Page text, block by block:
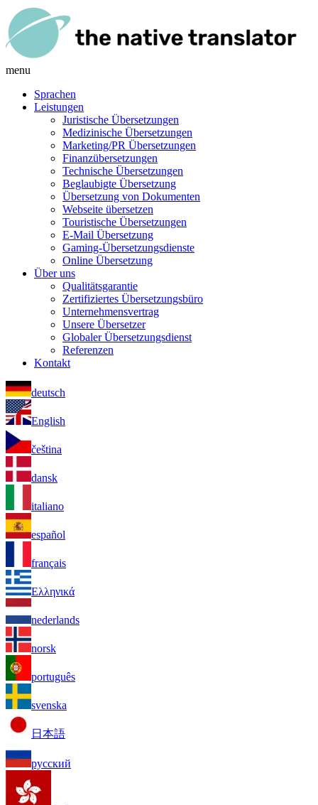
menu
Sprachen
Leistungen
Juristische Übersetzungen
Medizinische Übersetzungen
Marketing/PR Übersetzungen
Finanzübersetzungen
Technische Übersetzungen
Beglaubigte Übersetzung
Übersetzung von Dokumenten
Webseite übersetzen
Touristische Übersetzungen
E-Mail Übersetzung
Gaming-Übersetzungsdienste
Online Übersetzung
Über uns
Qualitätsgarantie
Zertifiziertes Übersetzungsbüro
Unternehmensvertrag
Unsere Übersetzer
Globaler Übersetzungsdienst
Referenzen
Kontakt
deutsch
English
čeština
dansk
italiano
español
français
Ελληνικά
nederlands
norsk
português
svenska
日本語
русский